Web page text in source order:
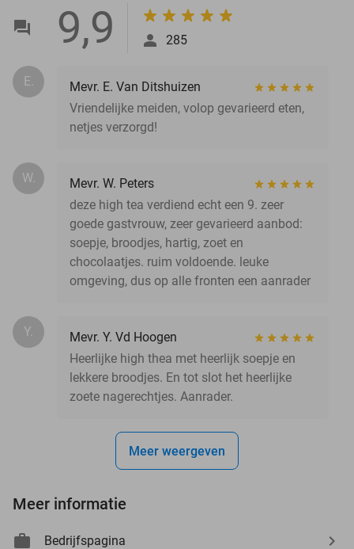
9,9 285
E.
Mevr. E. Van Ditshuizen
Vriendelijke meiden, volop gevarieerd eten,
netjes verzorgd!
W.
Mevr. W. Peters
deze high tea verdiend echt een 9. zeer
goede gastvrouw, zeer gevarieerd aanbod:
soepje, broodjes, hartig, zoet en
chocolaatjes. ruim voldoende. leuke
omgeving, dus op alle fronten een aanrader
Y.
Mevr. Y. Vd Hoogen
Heerlijke high thea met heerlijk soepje en
lekkere broodjes. En tot slot het heerlijke
zoete nagerechtjes. Aanrader.
Meer weergeven
Meer informatie
Bedrijfspagina